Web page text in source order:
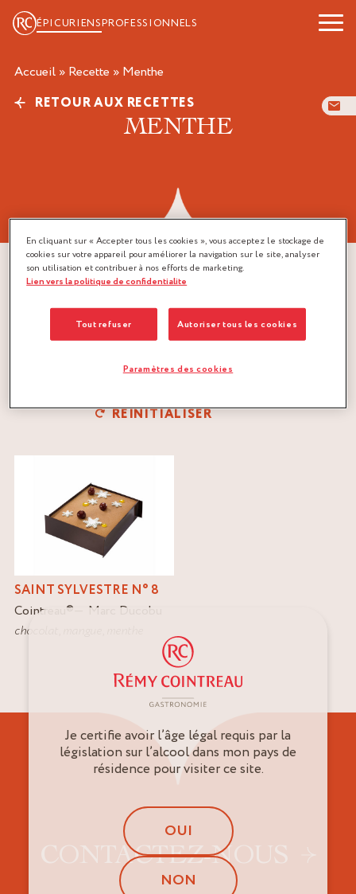
ÉPICURIENSPROFESSIONNELS
Accueil » Recette » menthe
RETOUR AUX RECETTES
MENTHE
RÉINITIALISER
SAINT SYLVESTRE N° 8
Cointreau ®
Marc Ducobu
chocolat
CONTACTEZ-NOUS
Je certifie avoir l’âge légal requis par la
législation sur l’alcool dans mon pays de
résidence pour visiter ce site.
OUI
NON
En cliquant sur « Accepter tous les cookies », vous acceptez le stockage de
cookies sur votre appareil pour améliorer la navigation sur le site, analyser
son utilisation et contribuer à nos efforts de marketing.
Lien vers la politique de confidentialite
Tout refuser Autoriser tous les cookies
Paramètres des cookies